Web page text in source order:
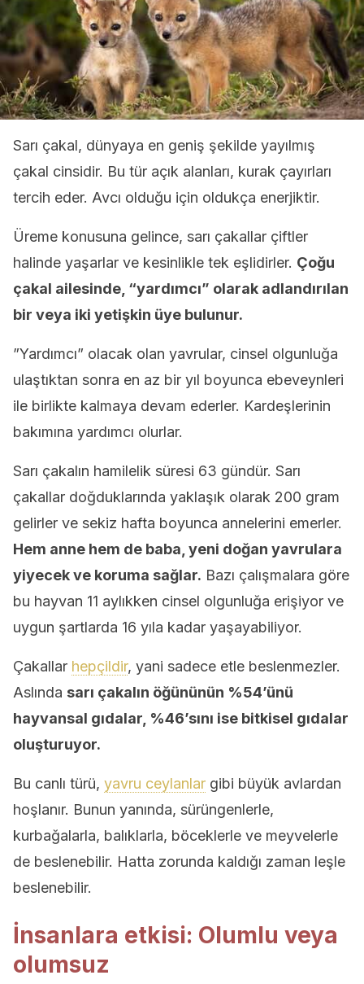
Sarı çakal, dünyaya en geniş şekilde yayılmış
çakal cinsidir. Bu tür açık alanları, kurak çayırları
tercih eder. Avcı olduğu için oldukça enerjiktir.
Üreme konusuna gelince, sarı çakallar çiftler
halinde yaşarlar ve kesinlikle tek eşlidirler. Çoğu
çakal ailesinde, “yardımcı” olarak adlandırılan
bir veya iki yetişkin üye bulunur.
”Yardımcı” olacak olan yavrular, cinsel olgunluğa
ulaştıktan sonra en az bir yıl boyunca ebeveynleri
ile birlikte kalmaya devam ederler. Kardeşlerinin
bakımına yardımcı olurlar.
Sarı çakalın hamilelik süresi 63 gündür. Sarı
çakallar doğduklarında yaklaşık olarak 200 gram
gelirler ve sekiz hafta boyunca annelerini emerler.
Hem anne hem de baba, yeni doğan yavrulara
yiyecek ve koruma sağlar. Bazı çalışmalara göre
bu hayvan 11 aylıkken cinsel olgunluğa erişiyor ve
uygun şartlarda 16 yıla kadar yaşayabiliyor.
Çakallar hepçildir, yani sadece etle beslenmezler.
Aslında sarı çakalın öğününün %54’ünü
hayvansal gıdalar, %46’sını ise bitkisel gıdalar
oluşturuyor.
Bu canlı türü, yavru ceylanlar gibi büyük avlardan
hoşlanır. Bunun yanında, sürüngenlerle,
kurbağalarla, balıklarla, böceklerle ve meyvelerle
de beslenebilir. Hatta zorunda kaldığı zaman leşle
beslenebilir.
İnsanlara etkisi: Olumlu veya
olumsuz